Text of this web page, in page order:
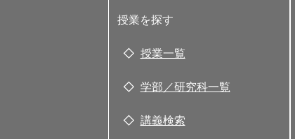
授業を探す
授業一覧
学部／研究科一覧
講義検索